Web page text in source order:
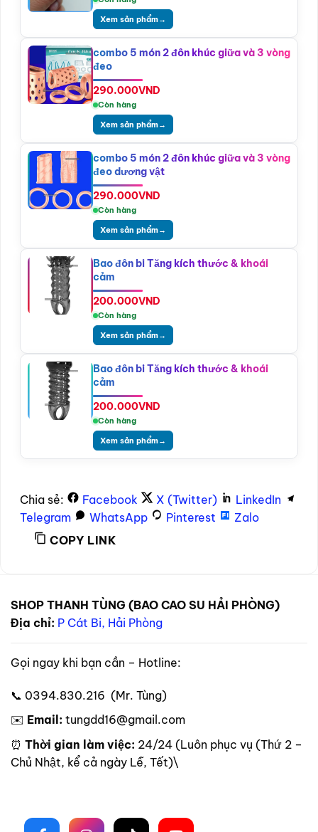
Xem sản phẩm→
combo 5 món 2 đôn khúc giữa và 3 vòng
đeo
290.000VND
Còn hàng
Xem sản phẩm→
combo 5 món 2 đôn khúc giữa và 3 vòng
đeo dương vật
290.000VND
Còn hàng
Xem sản phẩm→
Bao đôn bi Tăng kích thước & khoái
cảm
200.000VND
Còn hàng
Xem sản phẩm→
Bao đôn bi Tăng kích thước & khoái
cảm
200.000VND
Còn hàng
Xem sản phẩm→
Chia sẻ: Facebook X (Twitter)
LinkedIn
Telegram
WhatsApp Pinterest
Zalo
COPY LINK
SHOP THANH TÙNG (BAO CAO SU HẢI PHÒNG)
Địa chỉ: P Cát Bi, Hải Phòng
Gọi ngay khi bạn cần – Hotline:
📞 0394.830.216 (Mr. Tùng)
✉️ Email: tungdd16@gmail.com
⏰ Thời gian làm việc: 24/24 (Luôn phục vụ (Thứ 2 –
Chủ Nhật, kể cả ngày Lễ, Tết)\